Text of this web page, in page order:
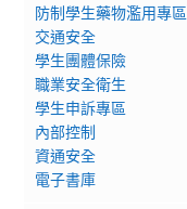
防制學生藥物濫用專區
交通安全
學生團體保險
職業安全衛生
學生申訴專區
內部控制
資通安全
電子書庫